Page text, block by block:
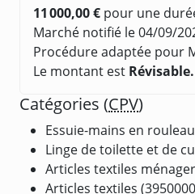
11 000,00 € pour une
Marché notifié le 04/09/
Procédure adaptée pour
Le montant est Révisable.
Catégories (CPV)
Essuie-mains en
Linge de toilette et de
Articles textiles
Articles textiles